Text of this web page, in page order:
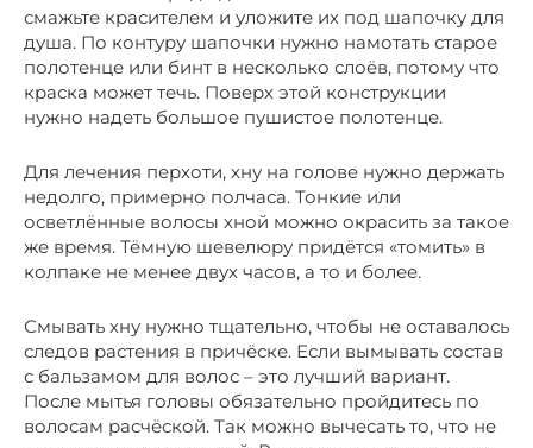
смажьте красителем и уложите их под шапочку для
душа. По контуру шапочки нужно намотать старое
полотенце или бинт в несколько слоёв, потому что
краска может течь. Поверх этой конструкции
нужно надеть большое пушистое полотенце.
Для лечения перхоти, хну на голове нужно держать
недолго, примерно полчаса. Тонкие или
осветлённые волосы хной можно окрасить за такое
же время. Тёмную шевелюру придётся «томить» в
колпаке не менее двух часов, а то и более.
Смывать хну нужно тщательно, чтобы не оставалось
следов растения в причёске. Если вымывать состав
с бальзамом для волос – это лучший вариант.
После мытья головы обязательно пройдитесь по
волосам расчёской. Так можно вычесать то, что не